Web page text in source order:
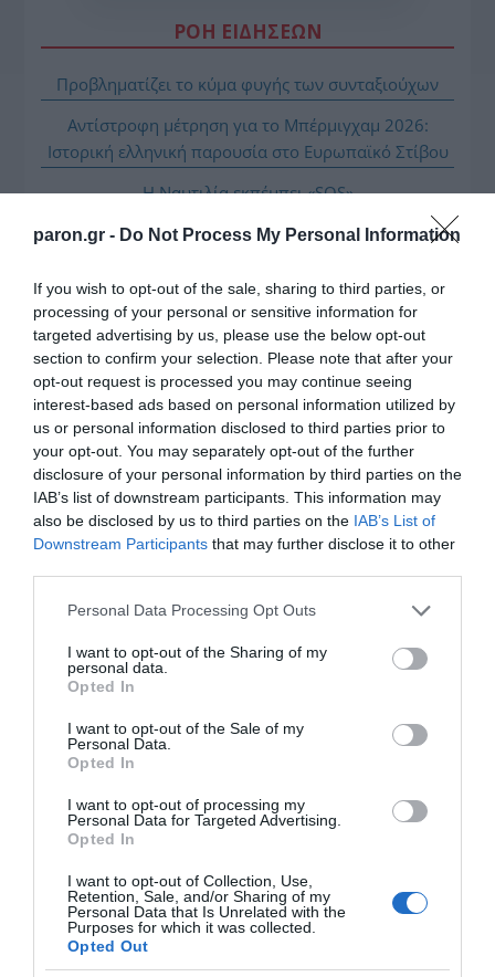
paron.gr - Do Not Process My Personal Information
If you wish to opt-out of the sale, sharing to third parties, or
processing of your personal or sensitive information for
targeted advertising by us, please use the below opt-out
section to confirm your selection. Please note that after your
opt-out request is processed you may continue seeing
interest-based ads based on personal information utilized by
us or personal information disclosed to third parties prior to
your opt-out. You may separately opt-out of the further
disclosure of your personal information by third parties on the
IAB’s list of downstream participants. This information may
also be disclosed by us to third parties on the IAB’s List of
Downstream Participants that may further disclose it to other
Please note that this website/app uses one or more Google
not limited to your visit or usage behaviour. You may click to
grant or deny consent to Google and its third-party tags to
use your data for below specified purposes in below Google
consent section.
Personal Data Processing Opt Outs
I want to opt-out of the Sharing of my
personal data.
Opted In
I want to opt-out of the Sale of my
Personal Data.
Opted In
I want to opt-out of processing my
Personal Data for Targeted Advertising.
Opted In
I want to opt-out of Collection, Use,
Retention, Sale, and/or Sharing of my
Personal Data that Is Unrelated with the
Purposes for which it was collected.
Opted Out
ΡΟΗ ΕΙΔΗΣΕΩΝ
Προβληματίζει το κύμα φυγής των συνταξιούχων
Αντίστροφη μέτρηση για το Μπέρμιγχαμ 2026:
Ιστορική ελληνική παρουσία στο Ευρωπαϊκό Στίβου
Η Ναυτιλία εκπέμπει «SOS»
Τι πρέπει να κάνετε σε περίπτωση που σας τσιμπήσει
Πώς να κάνετε «smart spending» στις φετινές σας
διακοπές
ΑΕΚ: Πρόβα τζενεράλε με Athens Kallithea πριν από
το Super Cup
Κίνηση Τώρα: Live Χάρτης Αθήνας